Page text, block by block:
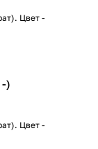
Цвет -
-)
Цвет -